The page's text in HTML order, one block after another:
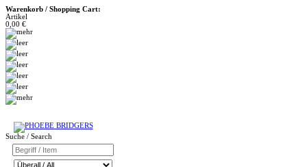
Warenkorb / Shopping Cart:
Artikel
0,00 €
Suche / Search